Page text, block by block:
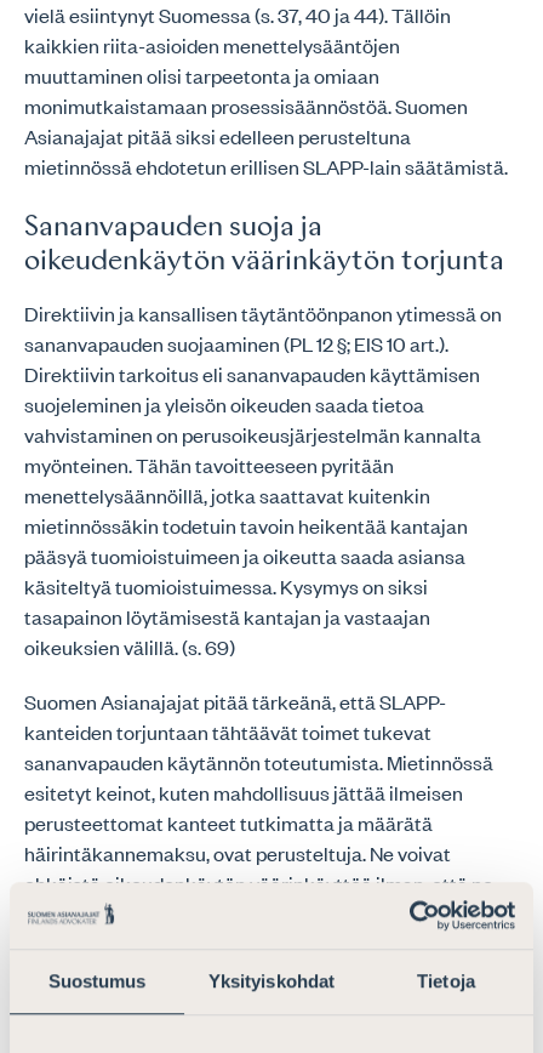
Suostumus Yksityiskohdat Tietoja
vielä esiintynyt Suomessa (s. 37, 40 ja 44). Tällöin
kaikkien riita-asioiden menettelysääntöjen
muuttaminen olisi tarpeetonta ja omiaan
monimutkaistamaan prosessisäännöstöä. Suomen
Asianajajat pitää siksi edelleen perusteltuna
mietinnössä ehdotetun erillisen SLAPP-lain säätämistä.
Sananvapauden suoja ja
oikeudenkäytön väärinkäytön torjunta
Direktiivin ja kansallisen täytäntöönpanon ytimessä on
sananvapauden suojaaminen (PL 12 §; EIS 10 art.).
Direktiivin tarkoitus eli sananvapauden käyttämisen
suojeleminen ja yleisön oikeuden saada tietoa
vahvistaminen on perusoikeusjärjestelmän kannalta
myönteinen. Tähän tavoitteeseen pyritään
menettelysäännöillä, jotka saattavat kuitenkin
mietinnössäkin todetuin tavoin heikentää kantajan
pääsyä tuomioistuimeen ja oikeutta saada asiansa
käsiteltyä tuomioistuimessa. Kysymys on siksi
tasapainon löytämisestä kantajan ja vastaajan
oikeuksien välillä. (s. 69)
Suomen Asianajajat pitää tärkeänä, että SLAPP-
kanteiden torjuntaan tähtäävät toimet tukevat
sananvapauden käytännön toteutumista. Mietinnössä
esitetyt keinot, kuten mahdollisuus jättää ilmeisen
perusteettomat kanteet tutkimatta ja määrätä
häirintäkannemaksu, ovat perusteltuja. Ne voivat
ehkäistä oikeudenkäytön väärinkäyttöä ilman, että ne
rajoittavat oikeutta oikeudenmukaiseen
prosessilainsäädäntömme sisältää jo nykytilassaan